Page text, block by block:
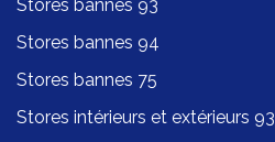
Stores bannes 93
Stores bannes 94
Stores bannes 75
Stores intérieurs et extérieurs 93